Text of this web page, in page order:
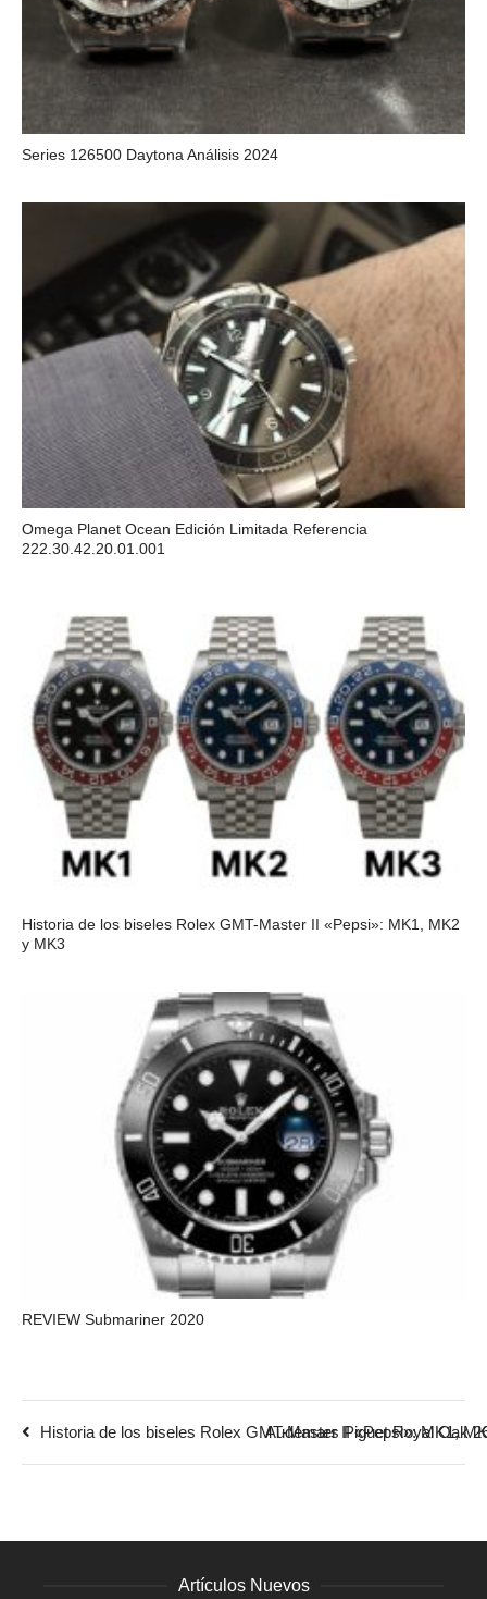
Series 126500 Daytona Análisis 2024
Omega Planet Ocean Edición Limitada Referencia
222.30.42.20.01.001
Historia de los biseles Rolex GMT-Master II «Pepsi»: MK1, MK2
y MK3
REVIEW Submariner 2020
Historia de los biseles Rolex GMT-Master II «Pepsi»: MK1,
Audemars Piguet Royal Oak
Artículos Nuevos